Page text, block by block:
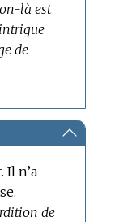
là est
de
Il n’a
de